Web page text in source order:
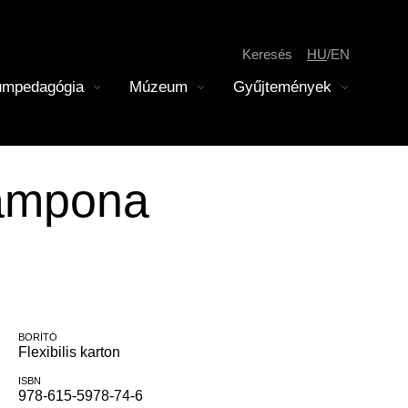
látogatás
megnyitása Múzeum
Almenü megnyitása Gyűjtemények
Almenü megnyitása
Keresés HU EN
BORÍTÓ
Flexibilis karton
ISBN
978-615-5978-74-6